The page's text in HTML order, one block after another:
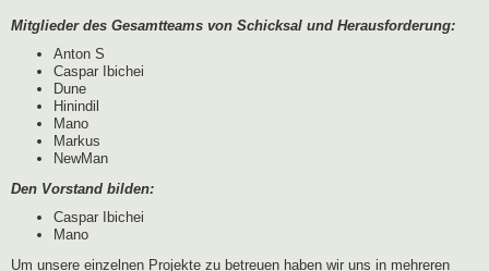
Mitglieder des Gesamtteams von Schicksal und Herausforderung:
Anton S
Caspar Ibichei
Dune
Hinindil
Mano
Markus
NewMan
Den Vorstand bilden:
Caspar Ibichei
Mano
Um unsere einzelnen Projekte zu betreuen haben wir uns in mehreren